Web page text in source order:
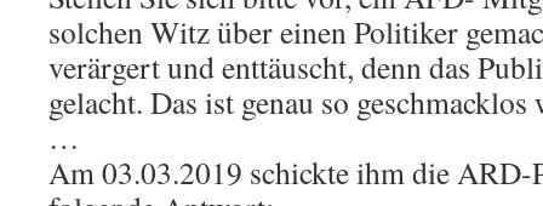
solchen Witz über einen Politiker
verärgert und enttäuscht, denn das
gelacht. Das ist genau so
…
Am 03.03.2019 schickte ihm die